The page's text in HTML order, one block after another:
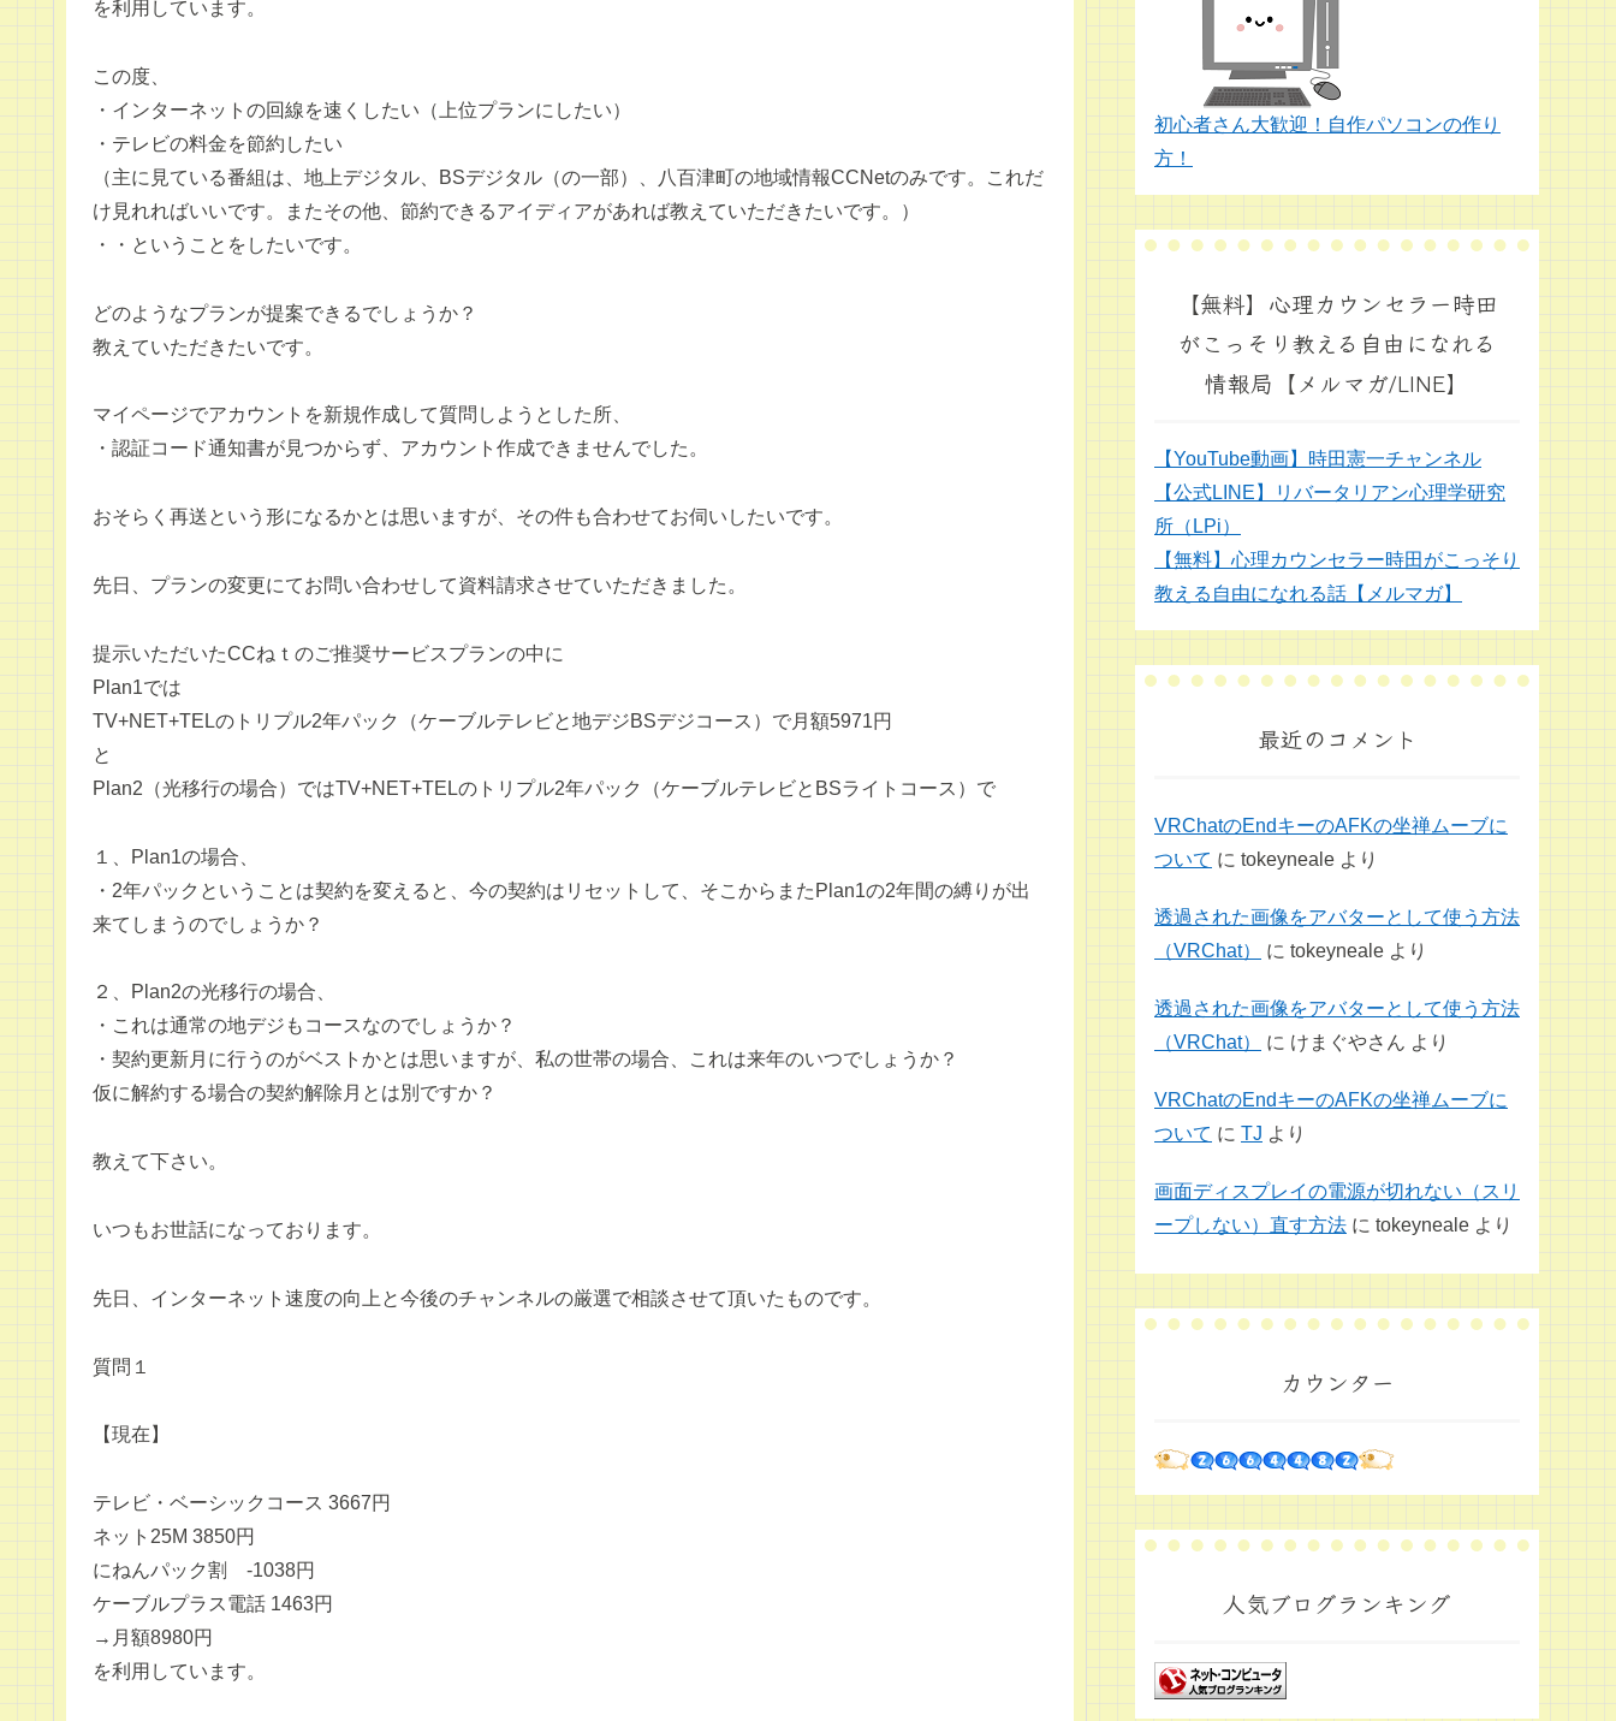
を利用しています。
この度、
・インターネットの回線を速くしたい（上位プランにしたい）
・テレビの料金を節約したい
（主に見ている番組は、地上デジタル、BSデジタル（の一部）、八百津町の地域情報CCNetのみです。これだ
け見れればいいです。またその他、節約できるアイディアがあれば教えていただきたいです。）
・・ということをしたいです。
どのようなプランが提案できるでしょうか？
教えていただきたいです。
マイページでアカウントを新規作成して質問しようとした所、
・認証コード通知書が見つからず、アカウント作成できませんでした。
おそらく再送という形になるかとは思いますが、その件も合わせてお伺いしたいです。
先日、プランの変更にてお問い合わせして資料請求させていただきました。
提示いただいたCCねｔのご推奨サービスプランの中に
Plan1では
TV+NET+TELのトリプル2年パック（ケーブルテレビと地デジBSデジコース）で月額5971円
と
Plan2（光移行の場合）ではTV+NET+TELのトリプル2年パック（ケーブルテレビとBSライトコース）で
１、Plan1の場合、
・2年パックということは契約を変えると、今の契約はリセットして、そこからまたPlan1の2年間の縛りが出
来てしまうのでしょうか？
２、Plan2の光移行の場合、
・これは通常の地デジもコースなのでしょうか？
・契約更新月に行うのがベストかとは思いますが、私の世帯の場合、これは来年のいつでしょうか？
仮に解約する場合の契約解除月とは別ですか？
教えて下さい。
いつもお世話になっております。
先日、インターネット速度の向上と今後のチャンネルの厳選で相談させて頂いたものです。
質問１
【現在】
テレビ・ベーシックコース 3667円
ネット25M 3850円
にねんパック割 -1038円
ケーブルプラス電話 1463円
→月額8980円
を利用しています。
初心者さん大歓迎！自作パソコンの作り
方！
【無料】心理カウンセラー時田
がこっそり教える自由になれる
情報局【メルマガ/LINE】
【YouTube動画】時田憲一チャンネル
【公式LINE】リバータリアン心理学研究
所（LPi）
【無料】心理カウンセラー時田がこっそり
教える自由になれる話【メルマガ】
最近のコメント
VRChatのEndキーのAFKの坐禅ムーブに
ついて に tokeyneale より
透過された画像をアバターとして使う方法
（VRChat）
に tokeyneale より
透過された画像をアバターとして使う方法
（VRChat）
に けまぐやさん より
VRChatのEndキーのAFKの坐禅ムーブに
ついて に TJ より
画面ディスプレイの電源が切れない（スリ
ープしない）直す方法 に tokeyneale より
カウンター
人気ブログランキング